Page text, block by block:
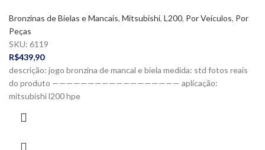
Bronzinas de Bielas e Mancais, Mitsubishi, L200, Por Veículos, Por
Peças
SKU: 6119
R$439,90
descrição: jogo bronzina de mancal e biela medida: std fotos reais
do produto —————————————————— aplicação:
mitsubishi l200 hpe